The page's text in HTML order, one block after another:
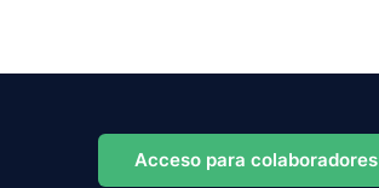
Acceso para colaboradores